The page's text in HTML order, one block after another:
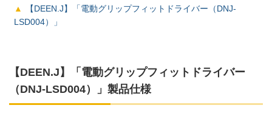
【DEEN.J】「電動グリップフィットドライバー（DNJ-
LSD004）」
【DEEN.J】「電動グリップフィットドライバー
（DNJ-LSD004）」製品仕様